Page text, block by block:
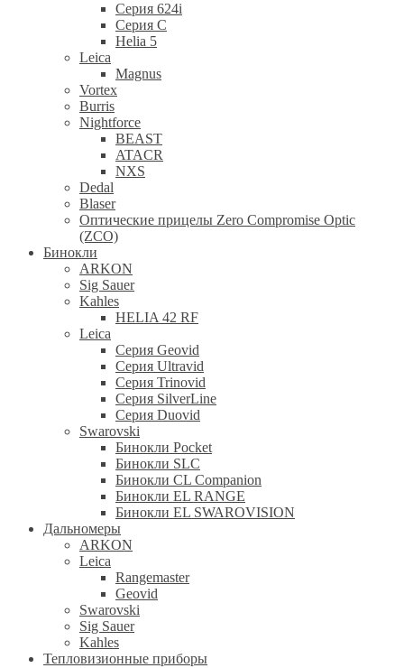
Серия 624i
Серия С
Helia 5
Leica
Magnus
Vortex
Burris
Nightforce
BEAST
ATACR
NXS
Dedal
Blaser
Оптические прицелы Zero Compromise Optic
(ZCO)
Бинокли
ARKON
Sig Sauer
Kahles
HELIA 42 RF
Leica
Серия Geovid
Серия Ultravid
Серия Trinovid
Серия SilverLine
Серия Duovid
Swarovski
Бинокли Pocket
Бинокли SLC
Бинокли CL Companion
Бинокли EL RANGE
Бинокли EL SWAROVISION
Дальномеры
ARKON
Leica
Rangemaster
Geovid
Swarovski
Sig Sauer
Kahles
Тепловизионные приборы